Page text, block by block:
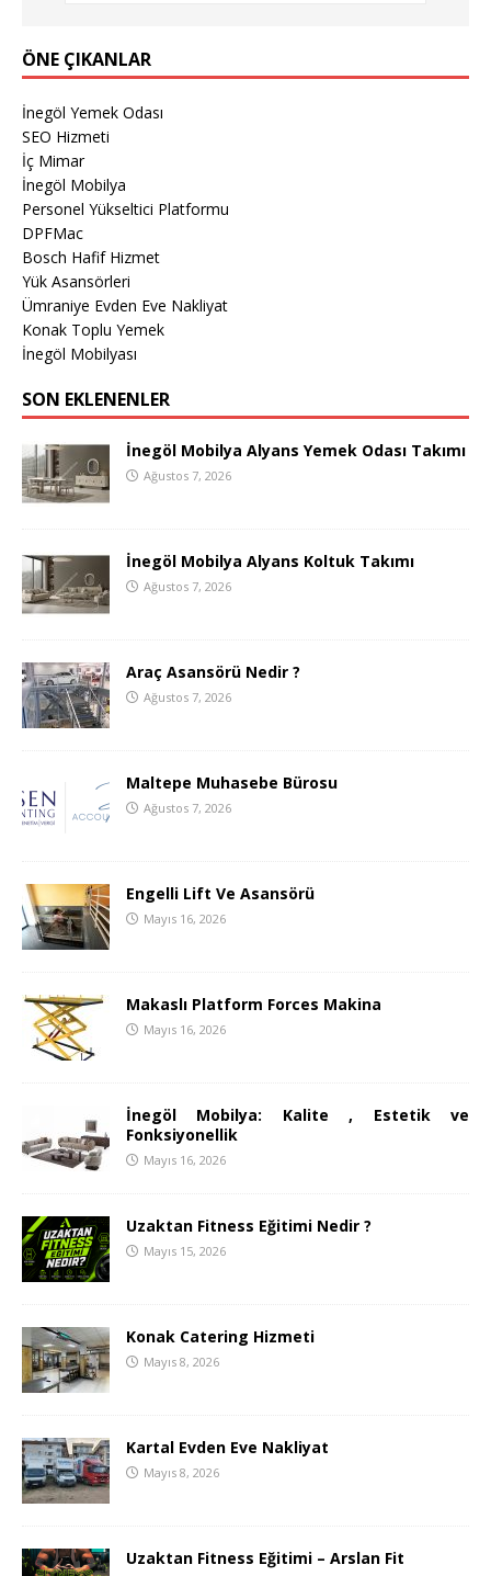
ÖNE ÇIKANLAR
İnegöl Yemek Odası
SEO Hizmeti
İç Mimar
İnegöl Mobilya
Personel Yükseltici Platformu
DPFMac
Bosch Hafif Hizmet
Yük Asansörleri
Ümraniye Evden Eve Nakliyat
Konak Toplu Yemek
İnegöl Mobilyası
SON EKLENENLER
İnegöl Mobilya Alyans Yemek Odası Takımı
Ağustos 7, 2026
İnegöl Mobilya Alyans Koltuk Takımı
Ağustos 7, 2026
Araç Asansörü Nedir ?
Ağustos 7, 2026
Maltepe Muhasebe Bürosu
Ağustos 7, 2026
Engelli Lift Ve Asansörü
Mayıs 16, 2026
Makaslı Platform Forces Makina
Mayıs 16, 2026
İnegöl Mobilya: Kalite , Estetik ve
Fonksiyonellik
Mayıs 16, 2026
Uzaktan Fitness Eğitimi Nedir ?
Mayıs 15, 2026
Konak Catering Hizmeti
Mayıs 8, 2026
Kartal Evden Eve Nakliyat
Mayıs 8, 2026
Uzaktan Fitness Eğitimi – Arslan Fit